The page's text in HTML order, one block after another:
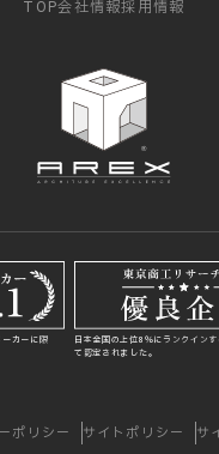
TOP会社情報採用情報
カーに限
日本全国の上位8％にランクインす
て認定されました。
ポリシー サイトポリシー サ